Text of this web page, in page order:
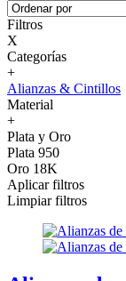
Filtros
X
Categorías
+
Alianzas & Cintillos
Material
+
Plata y Oro
Plata 950
Oro 18K
Aplicar filtros
Limpiar filtros